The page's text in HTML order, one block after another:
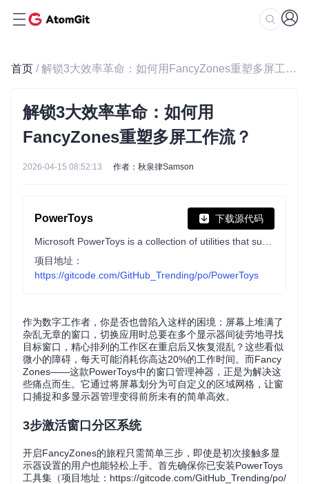
首页 / 解锁3大效率革命：如何用FancyZones重塑多屏工作流？
解锁3大效率革命：如何用
FancyZones重塑多屏工作流？
2026-04-15 08:52:13 作者：秋泉律Samson
PowerToys 下载源代码
项目地址：
https://gitcode.com/GitHub_Trending/po/PowerToys
作为数字工作者，你是否也曾陷入这样的困境：屏幕上堆满了
杂乱无章的窗口，切换应用时总要在多个显示器间徒劳地寻找
目标窗口，精心排列的工作区在重启后又恢复混乱？这些看似
微小的障碍，每天可能消耗你高达20%的工作时间。而Fancy
Zones——这款PowerToys中的窗口管理神器，正是为解决这
些痛点而生。它通过将屏幕划分为可自定义的区域网格，让窗
口捕捉和多显示器管理变得前所未有的简单高效。
3步激活窗口分区系统
开启FancyZones的旅程只需简单三步，即使是初次接触多显
示器设置的用户也能轻松上手。首先确保你已安装PowerToys
工具集（项目地址：https://gitcode.com/GitHub_Trending/po/